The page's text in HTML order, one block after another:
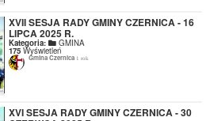
XVII SESJA RADY GMINY CZERNICA - 16
LIPCA 2025 R.
Kategoria: GMINA
175 Wyświetleń
Gmina Czernica 1 rok
XVI SESJA RADY GMINY CZERNICA - 30